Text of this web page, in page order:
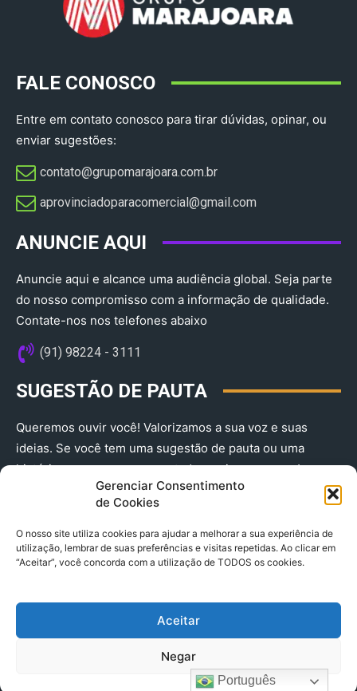
Gerenciar Consentimento
de Cookies
O nosso site utiliza cookies para ajudar a melhorar a sua experiência de
utilização, lembrar de suas preferências e visitas repetidas. Ao clicar em
“Aceitar”, você concorda com a utilização de TODOS os cookies.
Aceitar
Negar
FALE CONOSCO
Entre em contato conosco para tirar dúvidas, opinar, ou
enviar sugestões:
contato@grupomarajoara.com.br
aprovinciadoparacomercial@gmail.com​
ANUNCIE AQUI
Anuncie aqui e alcance uma audiência global. Seja parte
do nosso compromisso com a informação de qualidade.
Contate-nos nos telefones abaixo
(91) 98224 - 3111
SUGESTÃO DE PAUTA
Queremos ouvir você! Valorizamos a sua voz e suas
ideias. Se você tem uma sugestão de pauta ou uma
história que merece ser contada, envie-nos agora!
(91) 98224 - 3111
© 2025 A Província do Pará CNPJ: 04.901.141/0001-36 End .
Trav. Quintino Bocaiuva 2301, Ed. Rogério Fernandez – Sala
2701- Cremação – CEP 66045.315
Português